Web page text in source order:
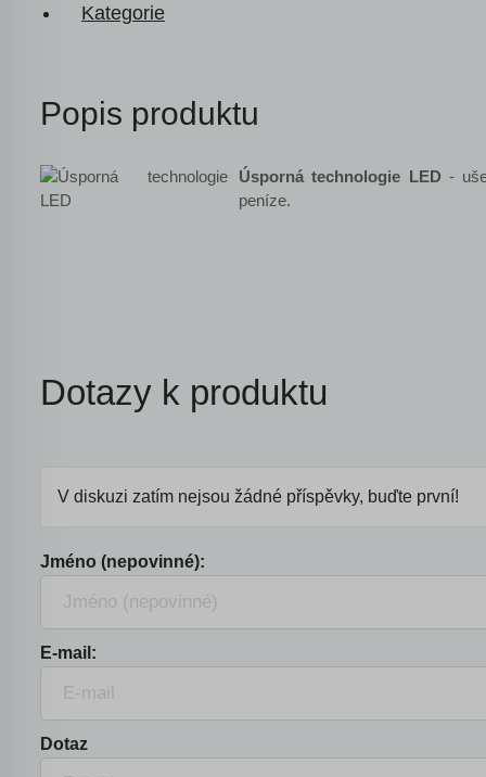
Kategorie
Popis produktu
Úsporná technologie LED -
peníze.
Dotazy k produktu
V diskuzi zatím nejsou žádné příspěvky, buďte první!
Jméno (nepovinné):
E-mail:
Dotaz